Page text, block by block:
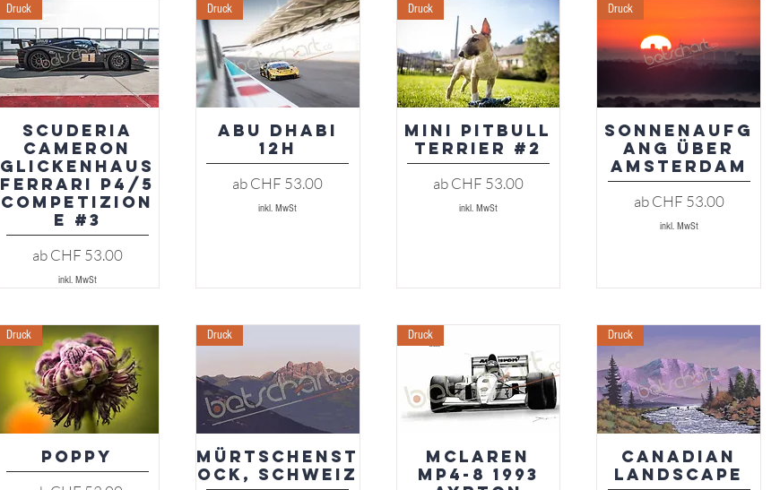
Schnellansicht
Druck
Scuderia
Cameron
Glickenhaus
Ferrari P4/5
Competizion
e #3
abCHF 53.00
Sale-Preis
inkl. MwSt
Schnellansicht
Druck
Abu Dhabi
12h
abCHF 53.00
Sale-Preis
inkl. MwSt
Schnellansicht
Druck
Mini Pitbull
Terrier #2
abCHF 53.00
Sale-Preis
inkl. MwSt
Schnellansicht
Druck
Sonnenaufg
ang über
Amsterdam
abCHF 53.00
Sale-Preis
inkl. MwSt
Schnellansicht
Druck
Poppy Schnellansicht
Druck
Mürtschenst
ock, Schweiz
Schnellansicht
Druck
McLaren
MP4-8 1993
Schnellansicht
Druck
Canadian
Landscape